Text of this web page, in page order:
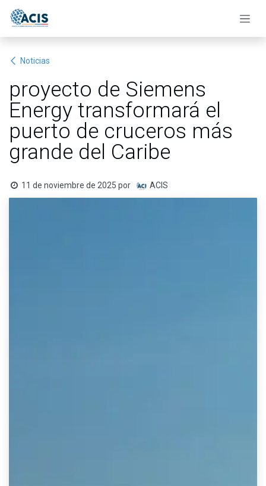
Noticias
proyecto de Siemens
Energy transformará el
puerto de cruceros más
grande del Caribe
11 de noviembre de 2025 por ACIS